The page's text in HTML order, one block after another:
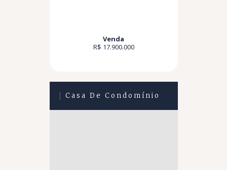
Venda
R$ 17.900.000
Casa De Condomínio